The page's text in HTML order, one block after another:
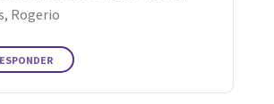
Rogerio